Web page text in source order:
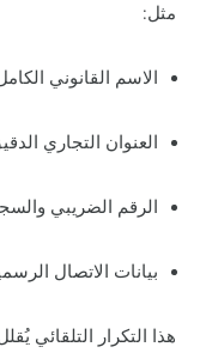
مثل:
الاسم القانوني
العنوان التجاري
الرقم الضريبي
بيانات الاتصال
هذا التكرار التلقائي